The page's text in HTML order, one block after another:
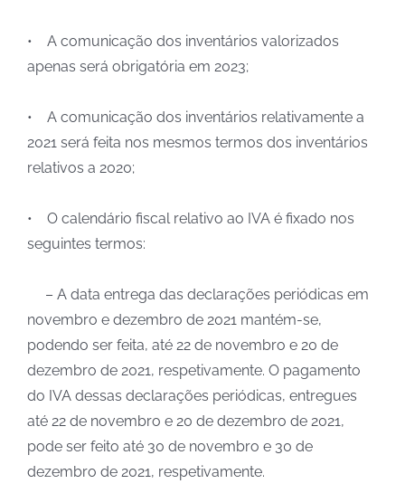
• A comunicação dos inventários valorizados
apenas será obrigatória em 2023;
• A comunicação dos inventários relativamente a
2021 será feita nos mesmos termos dos inventários
relativos a 2020;
• O calendário fiscal relativo ao IVA é fixado nos
seguintes termos:
– A data entrega das declarações periódicas em
novembro e dezembro de 2021 mantém-se,
podendo ser feita, até 22 de novembro e 20 de
dezembro de 2021, respetivamente. O pagamento
do IVA dessas declarações periódicas, entregues
até 22 de novembro e 20 de dezembro de 2021,
pode ser feito até 30 de novembro e 30 de
dezembro de 2021, respetivamente.